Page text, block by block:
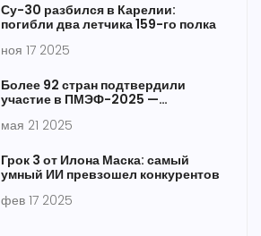
Су-30 разбился в Карелии:
погибли два летчика 159-го полка
ноя 17 2025
Более 92 стран подтвердили
участие в ПМЭФ-2025 —
форуму растет
мая 21 2025
Грок 3 от Илона Маска: самый
умный ИИ превзошел конкурентов
фев 17 2025